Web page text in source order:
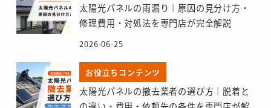
太陽光パネルの雨漏り｜原因の見分け方・
修理費用・対処法を専門店が完全解説
2026-06-25
お役立ちコンテンツ
太陽光パネルの撤去業者の選び方｜脱着と